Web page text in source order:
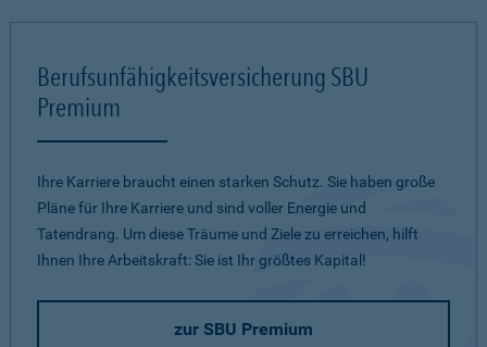
Berufsunfähigkeitsversicherung SBU
Premium
Ihre Karriere braucht einen starken Schutz. Sie haben große
Pläne für Ihre Karriere und sind voller Energie und
Tatendrang. Um diese Träume und Ziele zu erreichen, hilft
Ihnen Ihre Arbeitskraft: Sie ist Ihr größtes Kapital!
zur SBU Premium